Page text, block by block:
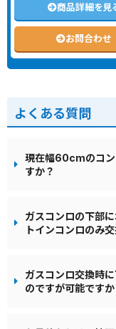
商品詳細を見
お問合わせ
よくある質問
現在幅60cmのコ
すか？
ガスコンロの下部
トインコンロのみ
ガスコンロ交換時
のですが可能ですか